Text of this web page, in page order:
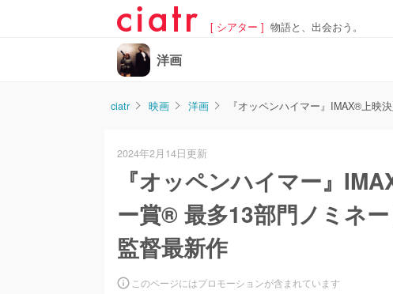
[ シアター ] 物語と、出会おう。
洋画
ciatr 映画 洋画 『オッペンハイマー』IMAX®上映
2024年2月14日更新
『オッペンハイマー』
ー賞® 最多13部門ノミネ
監督最新作
このページにはプロモーションが含まれています